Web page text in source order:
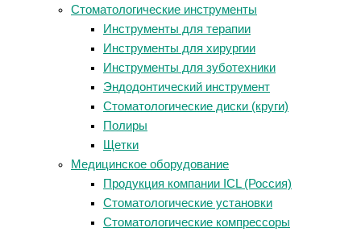
Стоматологические инструменты
Инструменты для терапии
Инструменты для хирургии
Инструменты для зуботехники
Эндодонтический инструмент
Стоматологические диски (круги)
Полиры
Щетки
Медицинское оборудование
Продукция компании ICL (Россия)
Стоматологические установки
Стоматологические компрессоры